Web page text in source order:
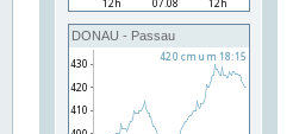
DONAU - Passau